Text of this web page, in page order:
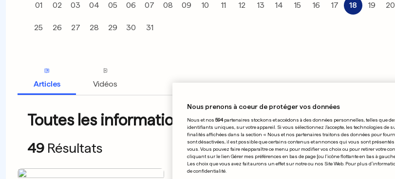
01 02 03 04 05 06 07 08 09 10 11 12 13 14 15 16 17 18 19 20
25 26 27 28 29 30 31
Articles Vidéos
Toutes les informations du 18.07.2024
49 Résultats
Nous prenons à coeur de protéger vos données
Nous et nos 594partenaires stockons et accédons à des données personnelles, telles que
identifiants uniques, sur votre appareil. Si vous sélectionnez J'accepte, les technologies de
finalités affichées dans la section « Nous et nos partenaires traitons des données pour
sont désactivées, il est possible que certains contenus et annonces qui vous sont
vous. Vous pouvez faire réapparaître ce menu pour modifier vos choix ou pour retirer votre
cliquant sur le lien Gérer mes préférences en bas de page [ou l'icône flottante en bas à gauche
Les choix que vous avez fait aurons un effet sur notre ou nos Site Web. Pour plus
de confidentialité.